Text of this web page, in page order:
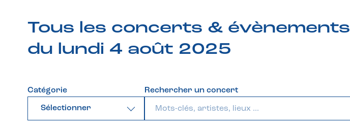
Tous les concerts & évènements
du lundi 4 août 2025
Catégorie
Sélectionner
Rechercher un concert